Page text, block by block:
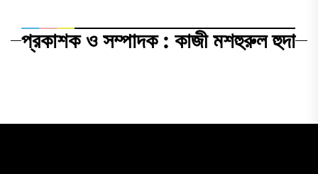
প্রকাশক ও সম্পাদক : কাজী মশহুরুল হুদা